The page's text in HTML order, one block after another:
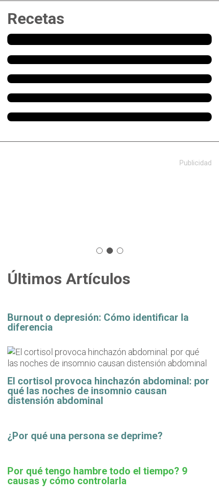
Recetas
Publicidad
Últimos Artículos
Burnout o depresión: Cómo identificar la
diferencia
El cortisol provoca hinchazón abdominal: por
qué las noches de insomnio causan
distensión abdominal
¿Por qué una persona se deprime?
Por qué tengo hambre todo el tiempo? 9
causas y cómo controlarla